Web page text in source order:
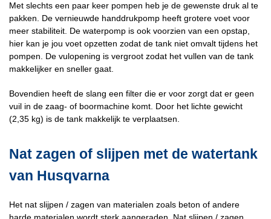
Met slechts een paar keer pompen heb je de gewenste druk al te
pakken. De vernieuwde handdrukpomp heeft grotere voet voor
meer stabiliteit. De waterpomp is ook voorzien van een opstap,
hier kan je jou voet opzetten zodat de tank niet omvalt tijdens het
pompen. De vulopening is vergroot zodat het vullen van de tank
makkelijker en sneller gaat.
Bovendien heeft de slang een filter die er voor zorgt dat er geen
vuil in de zaag- of boormachine komt. Door het lichte gewicht
(2,35 kg) is de tank makkelijk te verplaatsen.
Nat zagen of slijpen met de watertank
van Husqvarna
Het nat slijpen / zagen van materialen zoals beton of andere